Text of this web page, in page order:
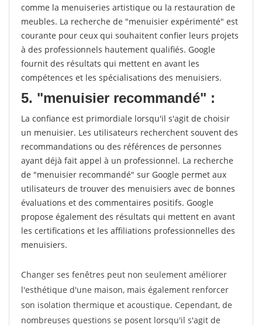
comme la menuiseries artistique ou la restauration de
meubles. La recherche de "menuisier expérimenté" est
courante pour ceux qui souhaitent confier leurs projets
à des professionnels hautement qualifiés. Google
fournit des résultats qui mettent en avant les
compétences et les spécialisations des menuisiers.
5. "menuisier recommandé" :
La confiance est primordiale lorsqu'il s'agit de choisir
un menuisier. Les utilisateurs recherchent souvent des
recommandations ou des références de personnes
ayant déjà fait appel à un professionnel. La recherche
de "menuisier recommandé" sur Google permet aux
utilisateurs de trouver des menuisiers avec de bonnes
évaluations et des commentaires positifs. Google
propose également des résultats qui mettent en avant
les certifications et les affiliations professionnelles des
menuisiers.
Changer ses fenêtres peut non seulement améliorer
l'esthétique d'une maison, mais également renforcer
son isolation thermique et acoustique. Cependant, de
nombreuses questions se posent lorsqu'il s'agit de